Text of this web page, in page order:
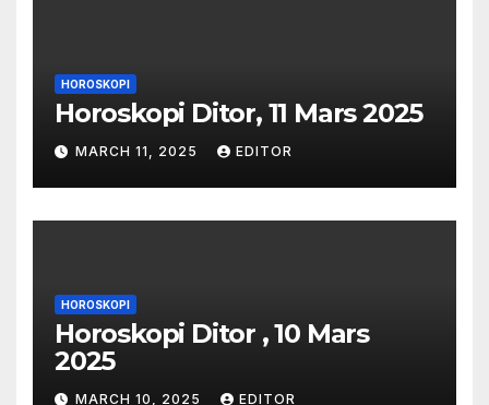
HOROSKOPI
Horoskopi Ditor, 11 Mars 2025
MARCH 11, 2025 EDITOR
HOROSKOPI
Horoskopi Ditor , 10 Mars
2025
MARCH 10, 2025 EDITOR